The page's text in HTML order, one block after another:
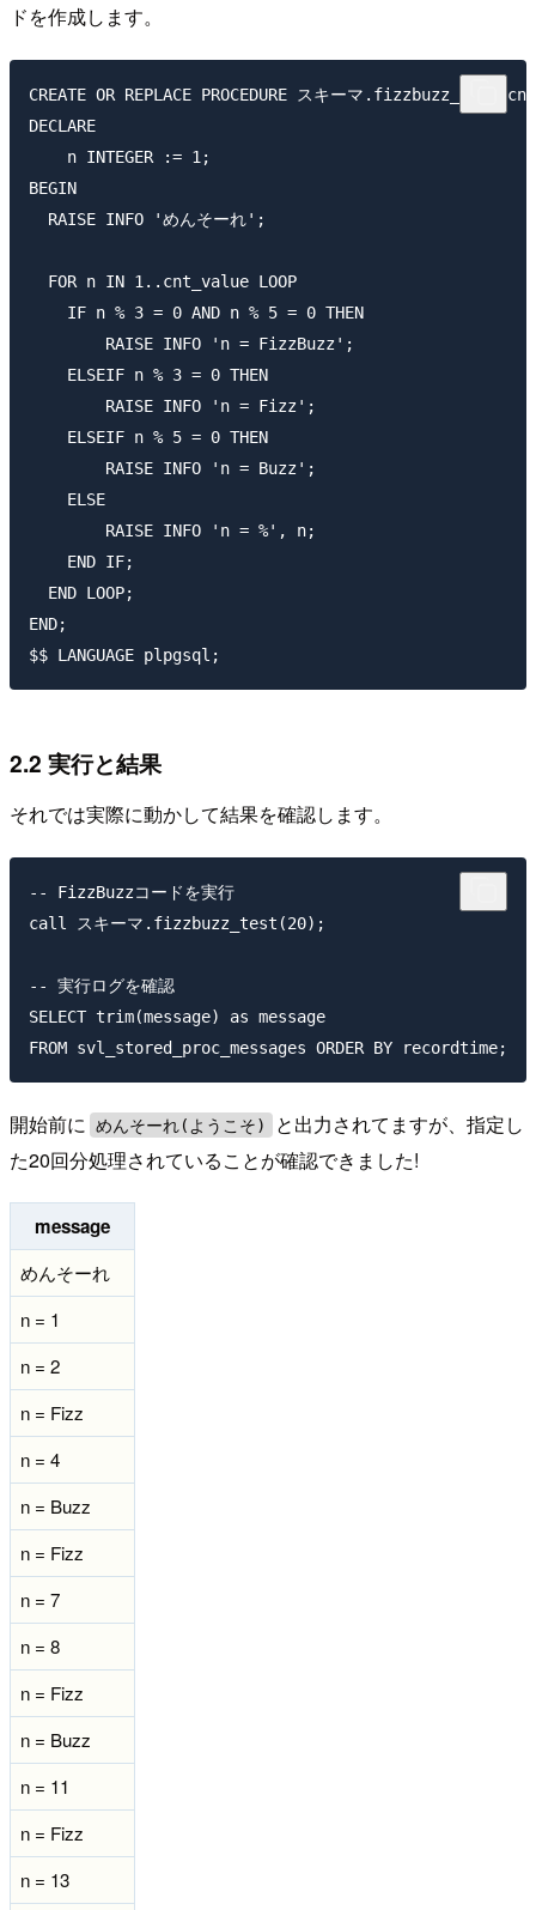
ドを作成します。
CREATE OR REPLACE PROCEDURE スキーマ
DECLARE
    n INTEGER := 1;
BEGIN
  RAISE INFO 'めんそーれ';
  FOR n IN 1..cnt_value LOOP
    IF n % 3 = 0 AND n % 5 = 0 THEN
        RAISE INFO 'n = FizzBuzz';
    ELSEIF n % 3 = 0 THEN
        RAISE INFO 'n = Fizz';
    ELSEIF n % 5 = 0 THEN
        RAISE INFO 'n = Buzz';
    ELSE
        RAISE INFO 'n = %', n;
    END IF;
  END LOOP;
END;
2.2 実行と結果
それでは実際に動かして結果を確認します。
-- FizzBuzzコードを実行
call スキーマ.fizzbuzz_test(20);
-- 実行ログを確認
SELECT trim(message) as message
開始前に めんそーれ(ようこそ)
と出力されてますが、指定し
た20回分処理されていることが確認できました!
message
めんそーれ
n = 1
n = 2
n = Fizz
n = 4
n = Buzz
n = Fizz
n = 7
n = 8
n = Fizz
n = Buzz
n = 11
n = Fizz
n = 13